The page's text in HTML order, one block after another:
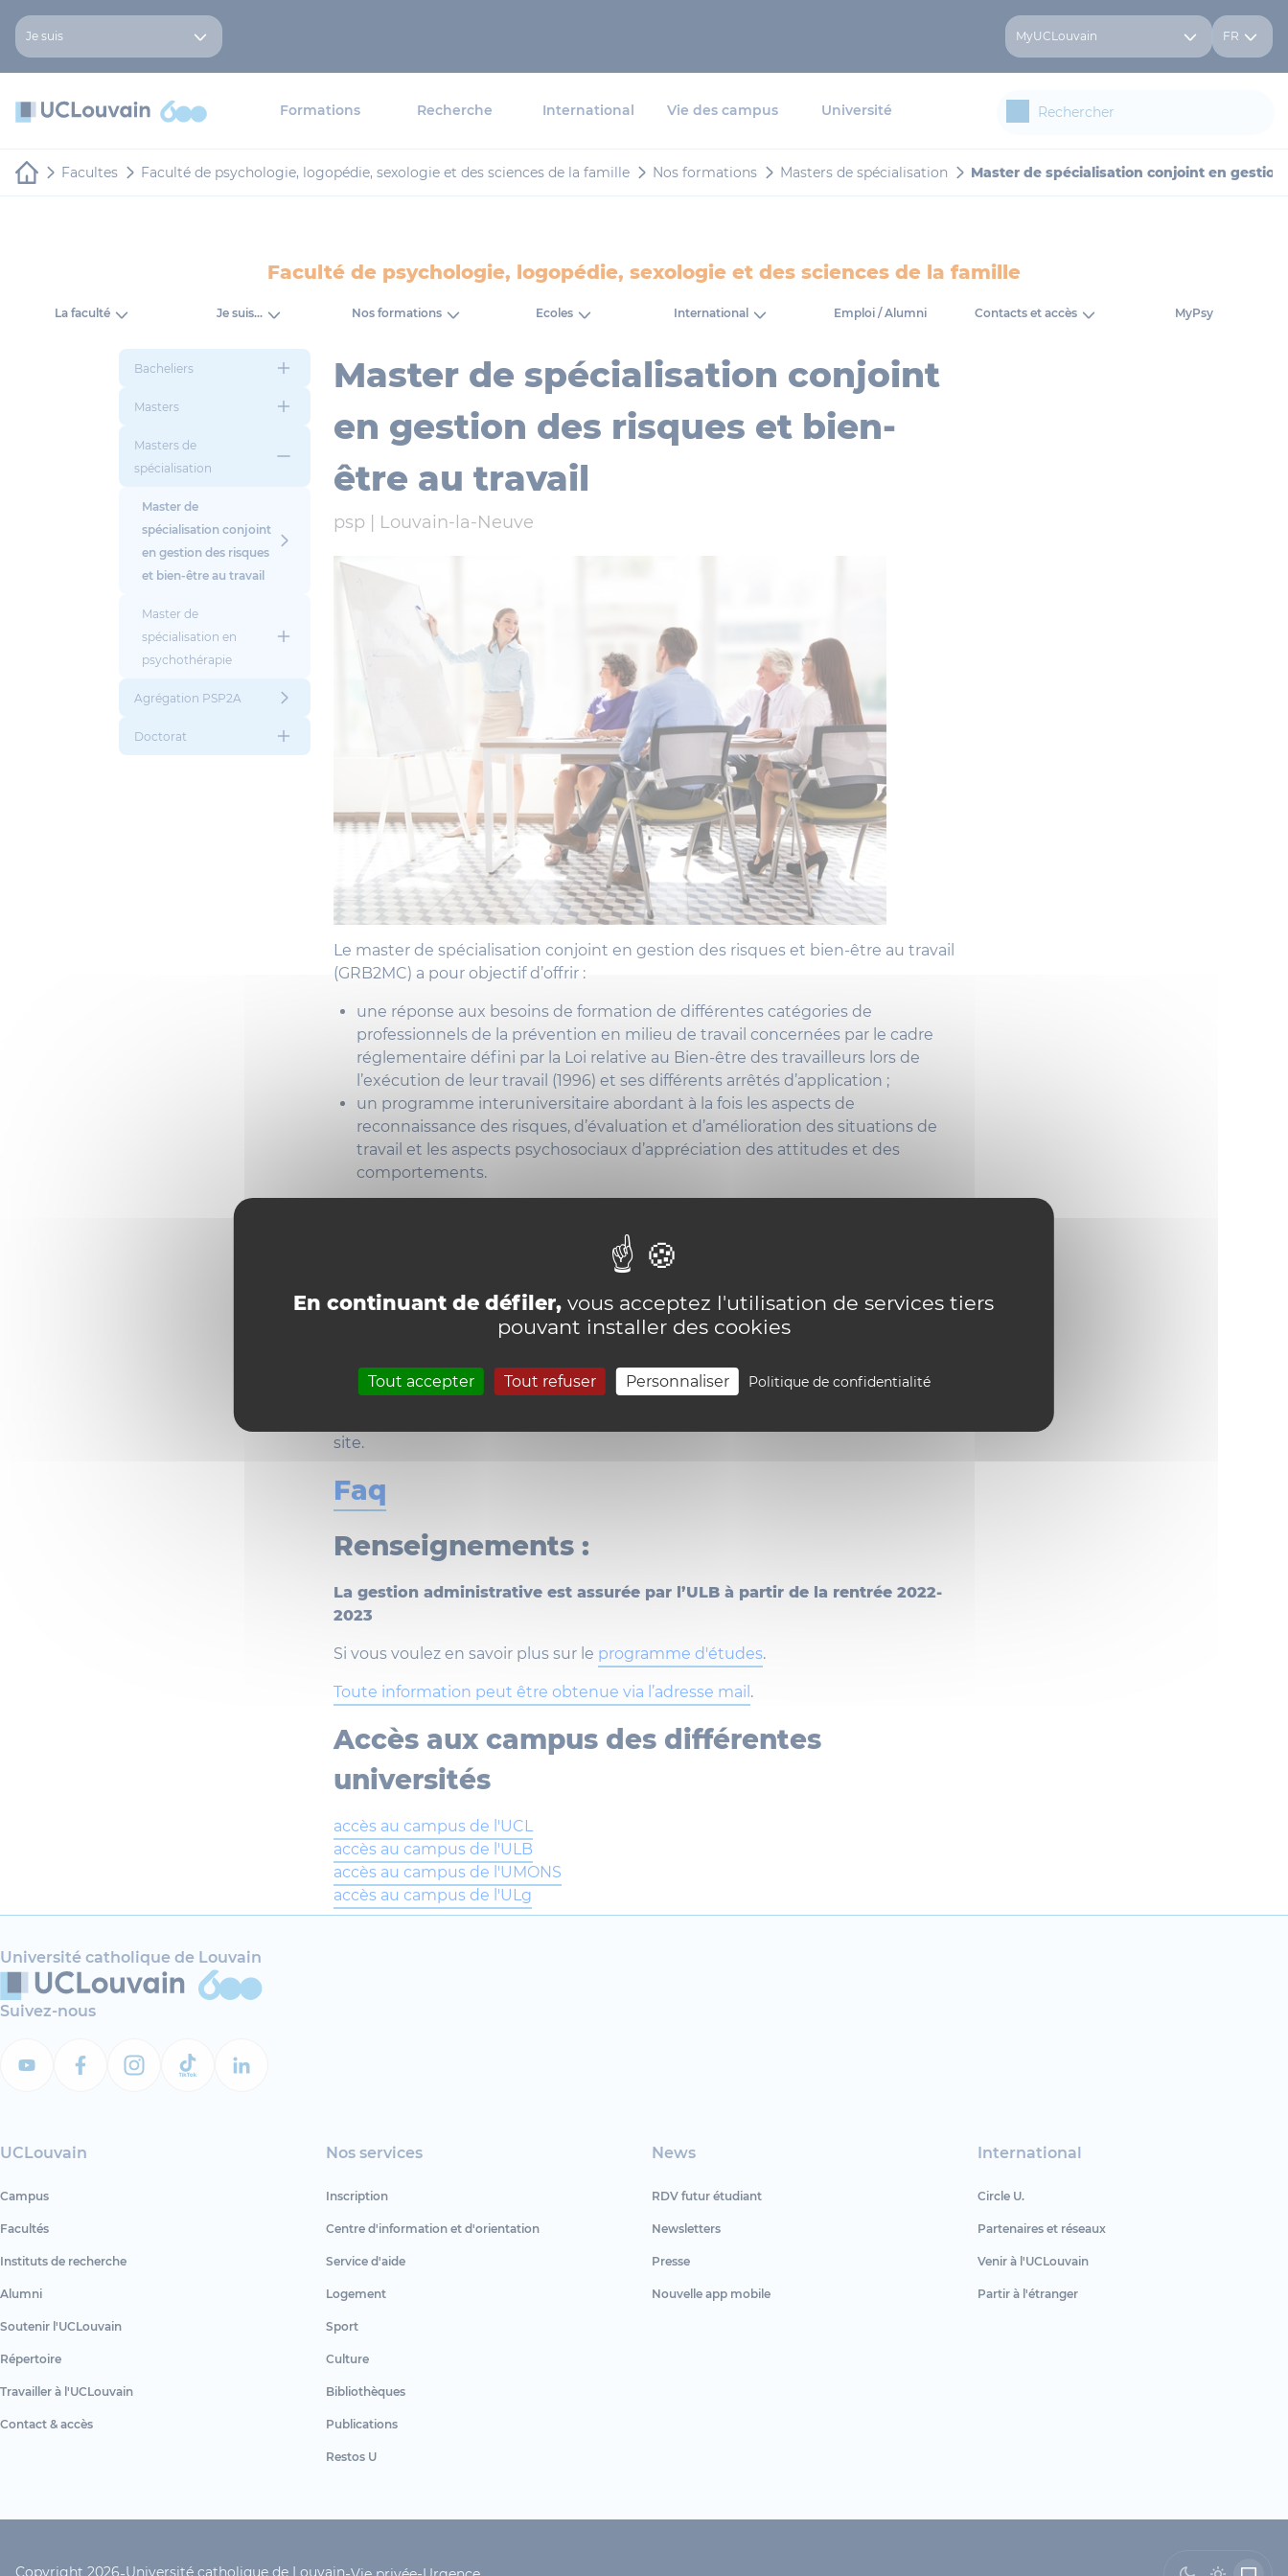
Panneau de gestion des cookies
En continuant de défiler, vous acceptez l'utilisation de services tiers
pouvant installer des cookies
Tout accepter Tout refuser Personnaliser Politique de confidentialité
Je suis MyUCLouvain FR
Formations Recherche International Vie des campus Université
Facultes Faculté de psychologie, logopédie, sexologie et des sciences de la famille Nos formations Masters de spécialisation Master de spécialisation conjoint en
Faculté de psychologie, logopédie, sexologie et des sciences de la famille
La faculté Je suis... Nos formations Ecoles International Emploi / Alumni Contacts et accès MyPsy
Bacheliers
Masters
Masters de
spécialisation
Master de
spécialisation conjoint
en gestion des risques
et bien-être au travail
Master de
spécialisation en
psychothérapie
Agrégation PSP2A
Doctorat
Master de spécialisation conjoint
en gestion des risques et bien-
être au travail
psp | Louvain-la-Neuve
Le master de spécialisation conjoint en gestion des risques et bien-être au travail
(GRB2MC) a pour objectif d’offrir :
une réponse aux besoins de formation de différentes catégories de
professionnels de la prévention en milieu de travail concernées par le cadre
réglementaire défini par la Loi relative au Bien-être des travailleurs lors de
l’exécution de leur travail (1996) et ses différents arrêtés d’application ;
un programme interuniversitaire abordant à la fois les aspects de
reconnaissance des risques, d’évaluation et d’amélioration des situations de
travail et les aspects psychosociaux d’appréciation des attitudes et des
comportements.
Informations pratiques
Cette formation se déroule en collaboration avec SPF Emploi (Travail et
Concertation sociale) durant 1 an (possibilité d'étalement sur 2 ans). Les cours
sur les différents sites des universités participantes, à raison de deux jours par
semaine (mardi et vendredi), de 9 h à 18 h. La participation active aux cours est
site.
Faq
Renseignements :
La gestion administrative est assurée par l’ULB à partir de la rentrée 2022-
2023
Si vous voulez en savoir plus sur le programme d'études.
Toute information peut être obtenue via l’adresse mail .
Accès aux campus des différentes
universités
accès au campus de l'UCL
accès au campus de l'ULB
accès au campus de l'UMONS
accès au campus de l'ULg
Université catholique de Louvain
Suivez-nous
UCLouvain
Campus
Facultés
Instituts de recherche
Alumni
Soutenir l'UCLouvain
Répertoire
Travailler à l'UCLouvain
Contact & accès
Nos services
Inscription
Centre d'information et d'orientation
Service d'aide
Logement
Sport
Culture
Bibliothèques
Publications
Restos U
News
RDV futur étudiant
Newsletters
Presse
Nouvelle app mobile
International
Circle U.
Partenaires et réseaux
Venir à l'UCLouvain
Partir à l'étranger
Copyright 2026 Université catholique de Louvain